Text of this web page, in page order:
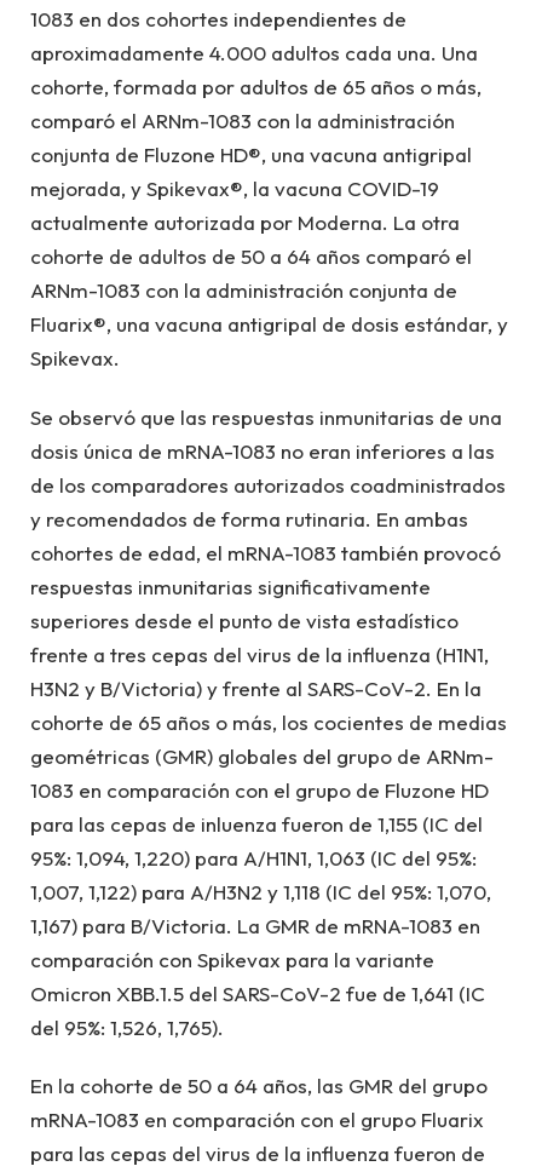
1083 en dos cohortes independientes de
aproximadamente 4.000 adultos cada una. Una
cohorte, formada por adultos de 65 años o más,
comparó el ARNm-1083 con la administración
conjunta de Fluzone HD®, una vacuna antigripal
mejorada, y Spikevax®, la vacuna COVID-19
actualmente autorizada por Moderna. La otra
cohorte de adultos de 50 a 64 años comparó el
ARNm-1083 con la administración conjunta de
Fluarix®, una vacuna antigripal de dosis estándar, y
Spikevax.
Se observó que las respuestas inmunitarias de una
dosis única de mRNA-1083 no eran inferiores a las
de los comparadores autorizados coadministrados
y recomendados de forma rutinaria. En ambas
cohortes de edad, el mRNA-1083 también provocó
respuestas inmunitarias significativamente
superiores desde el punto de vista estadístico
frente a tres cepas del virus de la influenza (H1N1,
H3N2 y B/Victoria) y frente al SARS-CoV-2. En la
cohorte de 65 años o más, los cocientes de medias
geométricas (GMR) globales del grupo de ARNm-
1083 en comparación con el grupo de Fluzone HD
para las cepas de inluenza fueron de 1,155 (IC del
95%: 1,094, 1,220) para A/H1N1, 1,063 (IC del 95%:
1,007, 1,122) para A/H3N2 y 1,118 (IC del 95%: 1,070,
1,167) para B/Victoria. La GMR de mRNA-1083 en
comparación con Spikevax para la variante
Omicron XBB.1.5 del SARS-CoV-2 fue de 1,641 (IC
del 95%: 1,526, 1,765).
En la cohorte de 50 a 64 años, las GMR del grupo
mRNA-1083 en comparación con el grupo Fluarix
para las cepas del virus de la influenza fueron de